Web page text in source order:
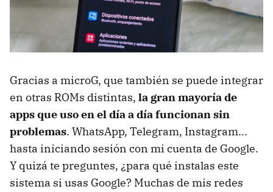
Gracias a microG, que también se puede integrar
en otras ROMs distintas, la gran mayoría de
apps que uso en el día a día funcionan sin
problemas. WhatsApp, Telegram, Instagram...
hasta iniciando sesión con mi cuenta de Google.
Y quizá te preguntes, ¿para qué instalas este
sistema si usas Google? Muchas de mis redes